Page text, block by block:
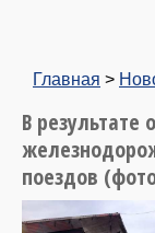
Главная >
В
поездов